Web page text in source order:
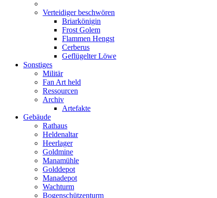
Verteidiger beschwören
Briarkönigin
Frost Golem
Flammen Hengst
Cerberus
Geflügelter Löwe
Sonstiges
Militär
Fan Art held
Ressourcen
Archiv
Artefakte
Gebäude
Rathaus
Heldenaltar
Heerlager
Goldmine
Manamühle
Golddepot
Manadepot
Wachturm
Bogenschützenturm